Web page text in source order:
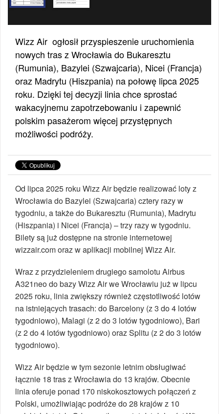
Wizz Air ogłosił przyspieszenie uruchomienia
nowych tras z Wrocławia do Bukaresztu
(Rumunia), Bazylei (Szwajcaria), Nicei (Francja)
oraz Madrytu (Hiszpania) na połowę lipca 2025
roku. Dzięki tej decyzji linia chce sprostać
wakacyjnemu zapotrzebowaniu i zapewnić
polskim pasażerom więcej przystępnych
możliwości podróży.
Od lipca 2025 roku Wizz Air będzie realizować loty z
Wrocławia do Bazylei (Szwajcaria) cztery razy w
tygodniu, a także do Bukaresztu (Rumunia), Madrytu
(Hiszpania) i Nicei (Francja) – trzy razy w tygodniu.
Bilety są już dostępne na stronie internetowej
wizzair.com oraz w aplikacji mobilnej Wizz Air.
Wraz z przydzieleniem drugiego samolotu Airbus
A321neo do bazy Wizz Air we Wrocławiu już w lipcu
2025 roku, linia zwiększy również częstotliwość lotów
na istniejących trasach: do Barcelony (z 3 do 4 lotów
tygodniowo), Malagi (z 2 do 3 lotów tygodniowo), Bari
(z 2 do 4 lotów tygodniowo) oraz Splitu (z 2 do 3 lotów
tygodniowo).
Wizz Air będzie w tym sezonie letnim obsługiwać
łącznie 18 tras z Wrocławia do 13 krajów. Obecnie
linia oferuje ponad 170 niskokosztowych połączeń z
Polski, umożliwiając podróże do 28 krajów z 10